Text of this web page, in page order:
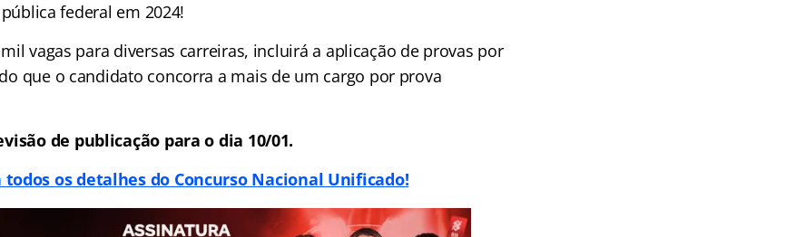
federal em 2024!
vagas para diversas carreiras, incluirá a aplicação de provas por
que o candidato concorra a mais de um cargo por prova
de publicação para o dia 10/01.
todos os detalhes do Concurso Nacional Unificado!